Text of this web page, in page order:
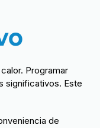
Programar
significativos. Este
de